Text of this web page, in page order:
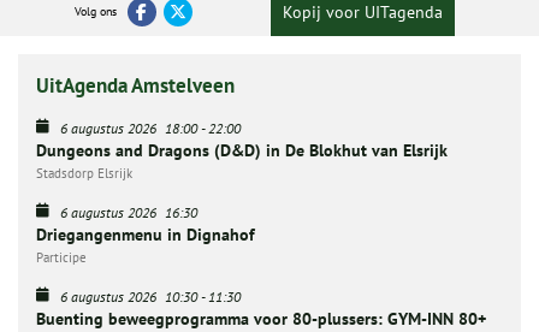
Volg ons Kopij voor UITagenda
UitAgenda Amstelveen
6 augustus 2026 18:00-22:00
Dungeons and Dragons (D&D) in De Blokhut van Elsrijk
Stadsdorp Elsrijk
6 augustus 2026 16:30
Driegangenmenu in Dignahof
Participe
6 augustus 2026 10:30-11:30
Buenting beweegprogramma voor 80-plussers: GYM-INN 80+